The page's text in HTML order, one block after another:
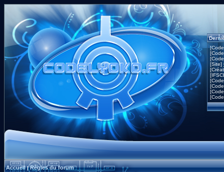
[Site]
Accueil|Règles du forum